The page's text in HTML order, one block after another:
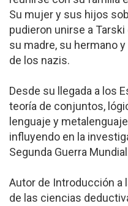
Su mujer y sus hijos
pudieron unirse a
su madre, su hermano
de los nazis.
Desde su llegada a los
teoría de conjuntos,
lenguaje y
influyendo en la
Segunda Guerra
Autor de Introducción a
de las ciencias